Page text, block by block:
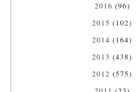
2016 (96)
2015 (102)
2014 (164)
2013 (438)
2012 (575)